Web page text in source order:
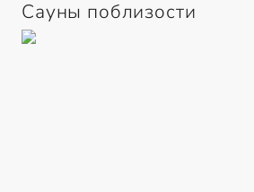
Сауны поблизости